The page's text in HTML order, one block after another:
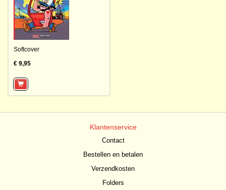
Softcover
€ 9,95
Klantenservice
Contact
Bestellen en betalen
Verzendkosten
Folders